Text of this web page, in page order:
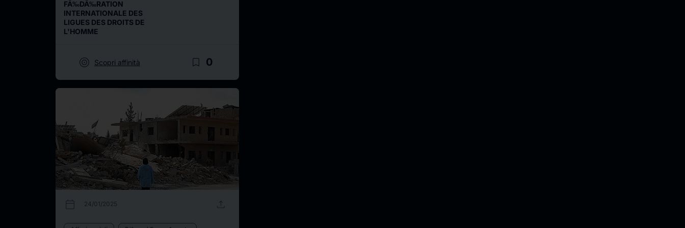
FÃ‰DÃ‰RATION
INTERNATIONALE DES
LIGUES DES DROITS DE
L'HOMME
target Scopri affinità bookmark_border 0
calendar_today 24/01/2025 upload